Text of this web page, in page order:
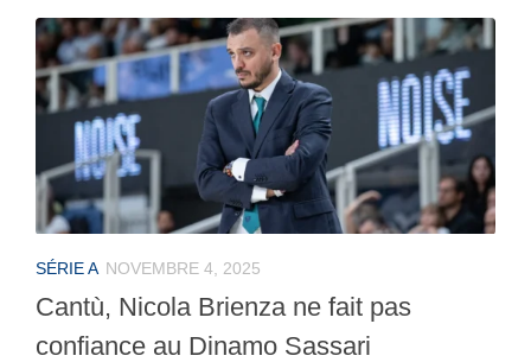
SÉRIE A NOVEMBRE 4, 2025
Cantù, Nicola Brienza ne fait pas
confiance au Dinamo Sassari